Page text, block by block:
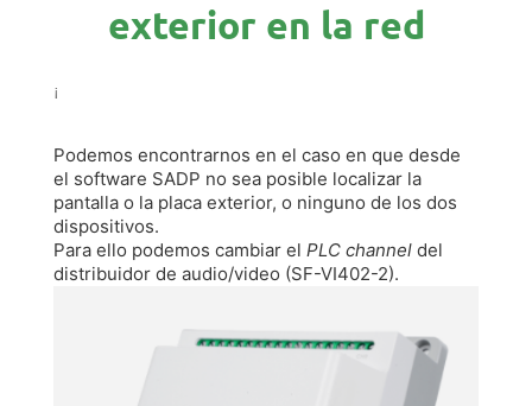
exterior en la red
¡
Podemos encontrarnos en el caso en que desde
el software SADP no sea posible localizar la
pantalla o la placa exterior, o ninguno de los dos
dispositivos.
Para ello podemos cambiar el PLC channel del
distribuidor de audio/video (SF-VI402-2).